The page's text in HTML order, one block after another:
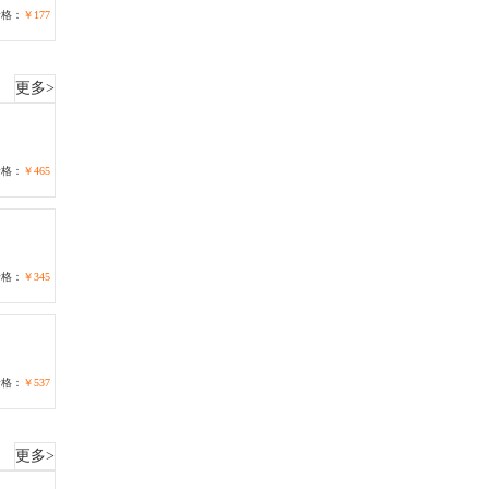
： ￥177
更多>
： ￥465
： ￥345
： ￥537
更多>